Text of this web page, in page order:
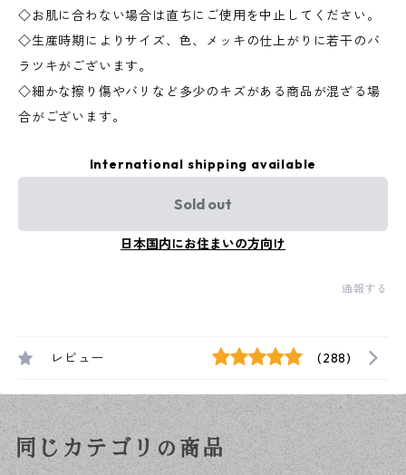
◇お肌に合わない場合は直ちにご使用を中止してください。
◇生産時期によりサイズ、色、メッキの仕上がりに若干のバ
ラツキがございます。
◇細かな擦り傷やバリなど多少のキズがある商品が混ざる場
合がございます。
International shipping available
Sold out
日本国内にお住まいの方向け
通報する
レビュー (288)
同じカテゴリの商品